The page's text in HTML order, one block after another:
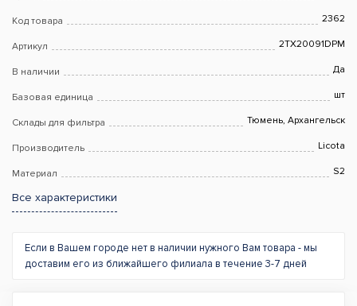
Код товара 2362
Артикул 2TX20091DPM
В наличии Да
Базовая единица шт
Склады для фильтра Тюмень, Архангельск
Производитель Licota
Материал S2
Все характеристики
Если в Вашем городе нет в наличии нужного Вам товара - мы
доставим его из ближайшего филиала в течение 3-7 дней